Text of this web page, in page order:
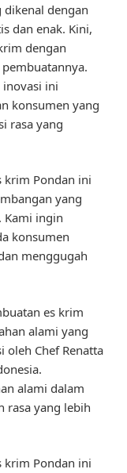
dikenal dengan
dan enak. Kini,
dengan
inovasi ini
konsumen yang
rasa yang
krim Pondan ini
yang
Kami ingin
konsumen
menggugah
es krim
alami yang
Chef Renatta
alami dalam
rasa yang lebih
krim Pondan ini